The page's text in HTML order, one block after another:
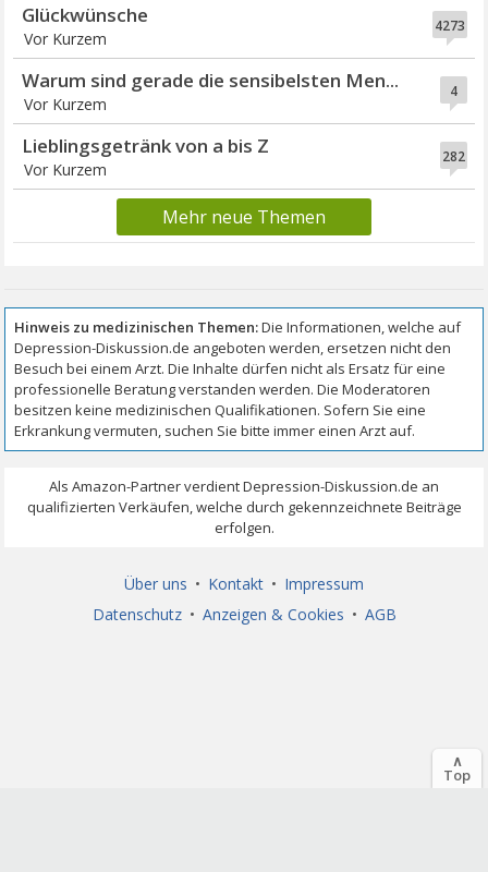
4273
Glückwünsche
Vor Kurzem
4
Warum sind gerade die sensibelsten Men...
Vor Kurzem
282
Lieblingsgetränk von a bis Z
Vor Kurzem
Mehr neue Themen
Über uns • Kontakt • Impressum
Datenschutz • Anzeigen & Cookies • AGB
∧
Top